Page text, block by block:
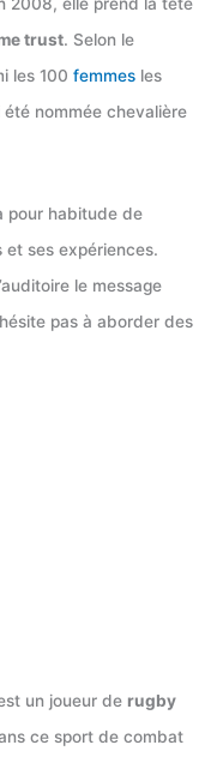
trust. Selon le
les 100 femmes les
été nommée chevalière
pour habitude de
ses expériences.
le message
pas à aborder des
un joueur de rugby
ce sport de combat